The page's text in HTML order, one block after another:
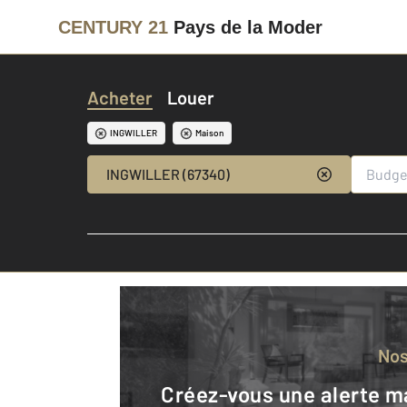
CENTURY 21 Pays de la Moder
Acheter Louer
INGWILLER Maison
INGWILLER (67340)
Créez-vous une alerte mail pour être averti quand une annonce est en ligne et consultez la